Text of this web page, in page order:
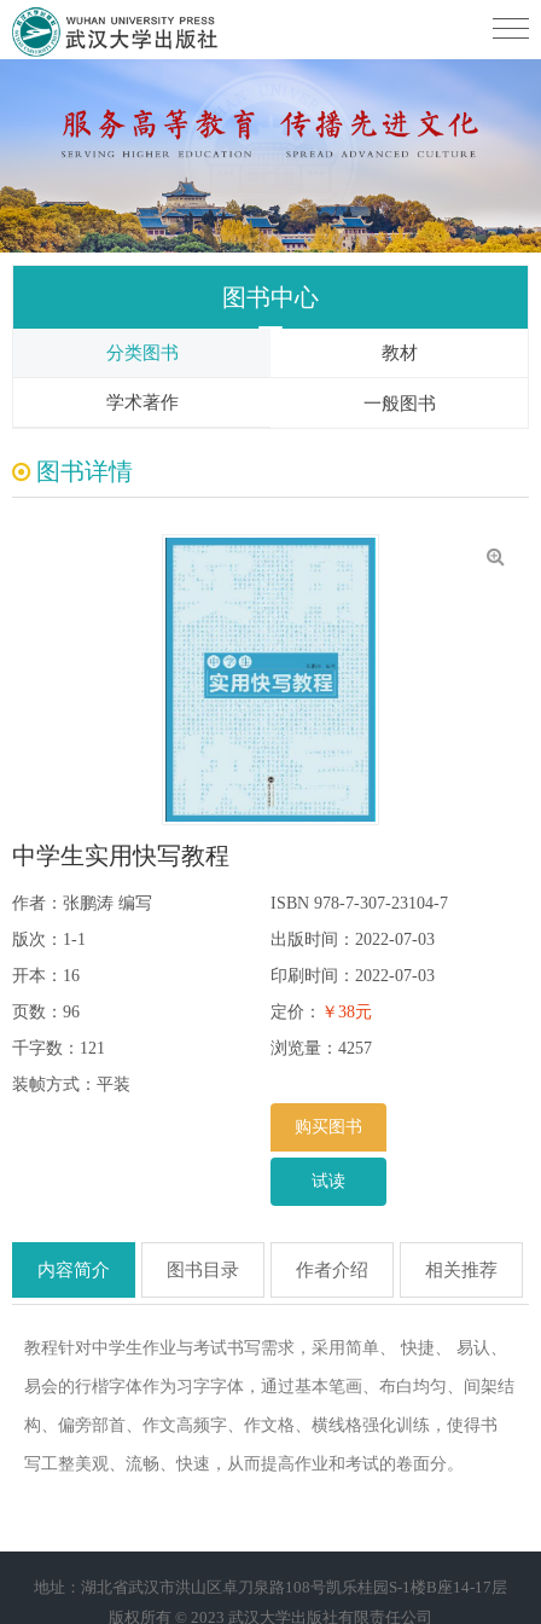
图书中心
分类图书 教材
学术著作 一般图书
图书详情
中学生实用快写教程
作者：张鹏涛 编写
版次：1-1
开本：16
页数：96
千字数：121
装帧方式：平装
ISBN 978-7-307-23104-7
出版时间：2022-07-03
印刷时间：2022-07-03
定价： ￥38元
浏览量： 4257
购买图书
试读
内容简介 图书目录 作者介绍 相关推荐
教程针对中学生作业与考试书写需求，采用简单、 快捷、 易认、
易会的行楷字体作为习字字体，通过基本笔画、布白均匀、间架结
构、偏旁部首、作文高频字、作文格、横线格强化训练，使得书
写工整美观、流畅、快速，从而提高作业和考试的卷面分。
地址：湖北省武汉市洪山区卓刀泉路108号凯乐桂园S-1楼B座14-17层
版权所有 © 2023 武汉大学出版社有限责任公司